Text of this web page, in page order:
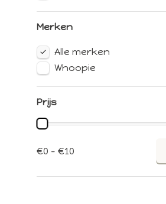
Merken
Alle merken
Whoopie
Prijs
€0 - €10